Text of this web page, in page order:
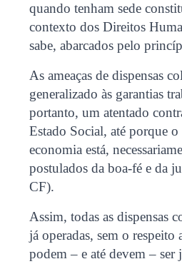
quando tenham sede
contexto dos Direitos
sabe, abarcados pelo
As ameaças de dispensas
generalizado às garantias
portanto, um atentado
Estado Social, até porque
economia está,
postulados da boa-fé e da
CF).
Assim, todas as dispensas
já operadas, sem o
podem – e até devem – ser